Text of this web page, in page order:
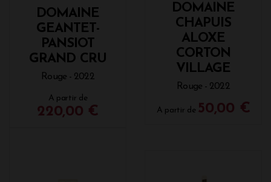
DOMAINE
GEANTET-
PANSIOT
GRAND CRU
Rouge - 2022
A partir de
220,00 €
DOMAINE
CHAPUIS
ALOXE
CORTON
VILLAGE
Rouge - 2022
A partir de 50,00 €